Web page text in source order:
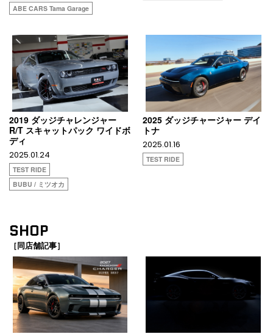
ABE CARS Tama Garage
2019 ダッジチャレンジャー
R/T スキャットパック ワイドボ
ディ
2025.01.24
TEST RIDE
BUBU / ミツオカ
2025 ダッジチャージャー デイ
トナ
2025.01.16
TEST RIDE
SHOP
［同店舗記事］